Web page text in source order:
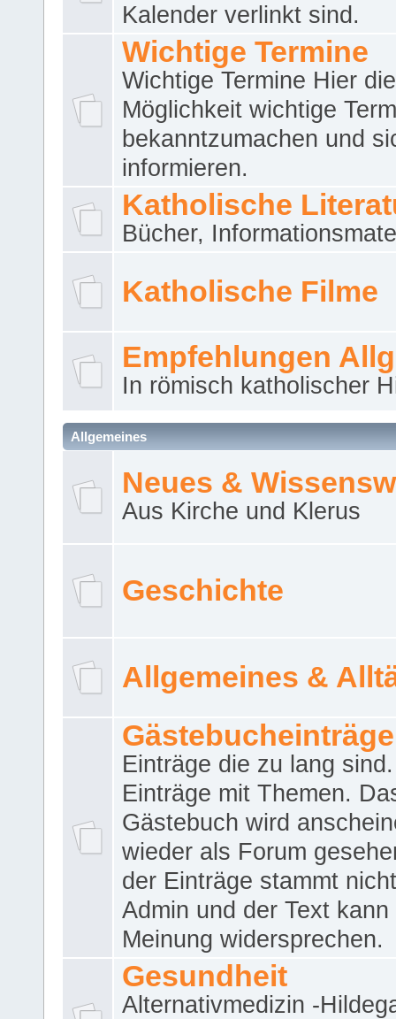
Kalender verlinkt sind.
Wichtige Termine
Wichtige Termine Hier die
Möglichkeit wichtige
bekanntzumachen und
informieren.
Katholische
Bücher,
Katholische Filme
Empfehlungen
In römisch katholischer
Allgemeines
Neues &
Aus Kirche und Klerus
Geschichte
Allgemeines &
Gästebucheinträge
Einträge die zu lang
Einträge mit Themen.
Gästebuch wird
wieder als Forum
der Einträge stammt
Admin und der Text kann
Meinung widersprechen.
Gesundheit
Alternativmedizin -